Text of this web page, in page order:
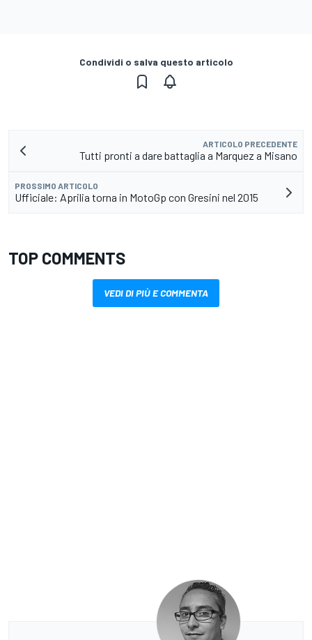
Condividi o salva questo articolo
ARTICOLO PRECEDENTE
Tutti pronti a dare battaglia a Marquez a Misano
PROSSIMO ARTICOLO
Ufficiale: Aprilia torna in MotoGp con Gresini nel 2015
TOP COMMENTS
VEDI DI PIÙ E COMMENTA